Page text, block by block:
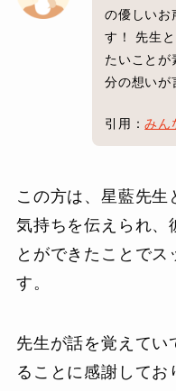
の優しいお
す！ 先生
たいことが
分の想いが
引用：みん
この方は、星藍先
気持ちを伝えられ、
とができたことでス
す。
先生が話を覚えてい
ることに感謝してお